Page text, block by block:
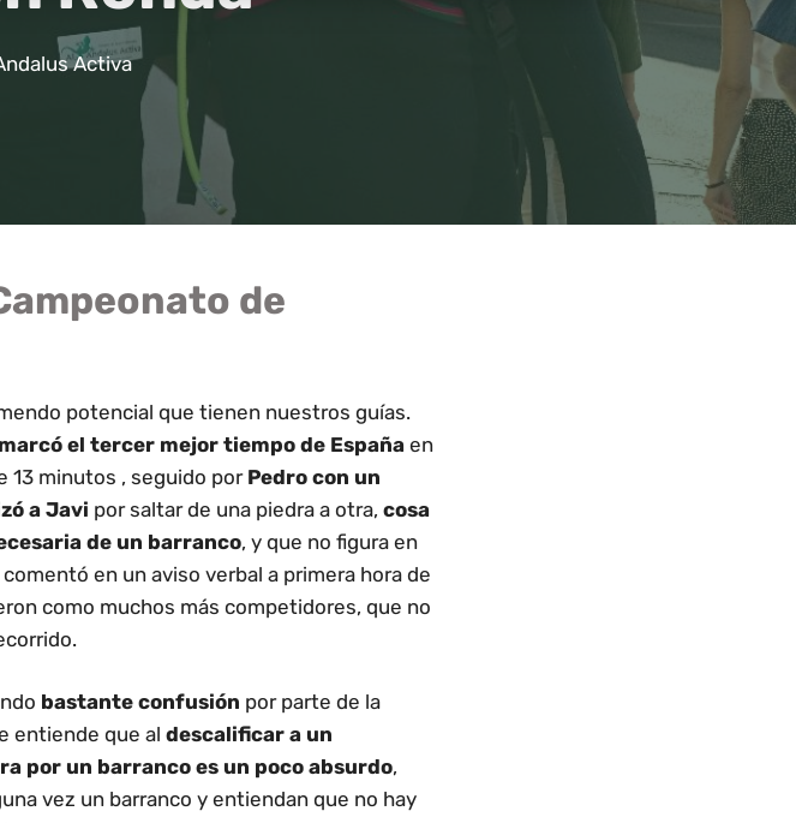
Activa
de
potencial que tienen nuestros guías.
el tercer mejor tiempo de España en
13 minutos , seguido por Pedro con un
a Javi por saltar de una piedra a otra, cosa
de un barranco, y que no figura en
en un aviso verbal a primera hora de
como muchos más competidores, que no
bastante confusión por parte de la
entiende que al descalificar a un
por un barranco es un poco absurdo,
vez un barranco y entiendan que no hay